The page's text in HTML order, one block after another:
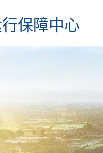
保障中心